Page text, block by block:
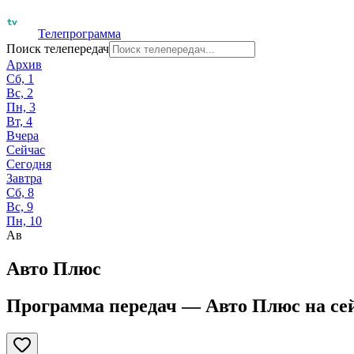
Телепрограмма
Поиск телепередач
Архив
Сб, 1
Вс, 2
Пн, 3
Вт, 4
Вчера
Сейчас
Сегодня
Завтра
Сб, 8
Вс, 9
Пн, 10
Ав
Авто Плюс
Программа передач — Авто Плюс на